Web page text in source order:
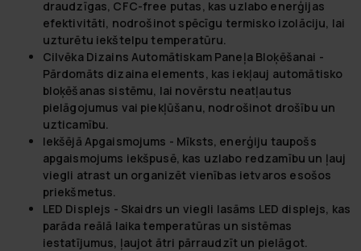
draudzīgas, CFC-free putas, kas uzlabo enerģijas
efektivitāti, nodrošinot spēcīgu termisko izolāciju, lai
uzturētu iekštelpu temperatūru.
Cilvēka Dizains Automātiskam Paneļa Bloķēšanai -
Pārdomāts dizaina elements, kas iekļauj automātisko
bloķēšanas sistēmu, lai novērstu neatļautus
pielāgojumus vai piekļūšanu, nodrošinot drošību un
uzticamību.
Iekšējā Apgaismojums - Mīksts, enerģiju taupošs
apgaismojums iekšpusē, kas uzlabo redzamību un ļauj
viegli atrast un organizēt vienības ietvaros esošos
priekšmetus.
LED Displejs - Skaidrs un viegli lasāms LED displejs, kas
parāda reālā laika temperatūras un sistēmas
iestatījumus, ļaujot ātri pārraudzīt un pielāgot.